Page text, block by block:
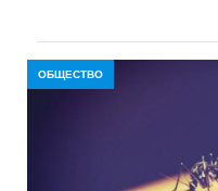
ОБЩЕСТВО